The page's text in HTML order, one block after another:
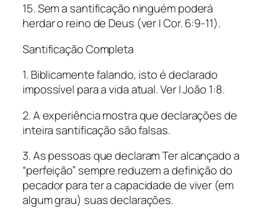
15. Sem a santificação ninguém poderá
herdar o reino de Deus (ver I Cor. 6:9-11).
Santificação Completa
1. Biblicamente falando, isto é declarado
impossível para a vida atual. Ver I João 1:8.
2. A experiência mostra que declarações de
inteira santificação são falsas.
3. As pessoas que declaram Ter alcançado a
“perfeição” sempre reduzem a definição do
pecador para ter a capacidade de viver (em
algum grau) suas declarações.